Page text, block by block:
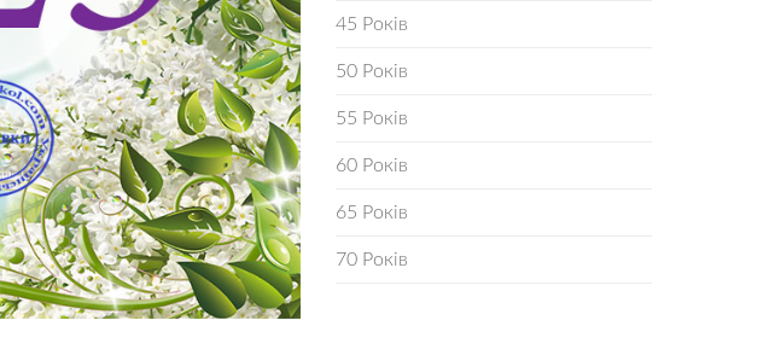
45 Років
50 Років
55 Років
60 Років
65 Років
70 Років